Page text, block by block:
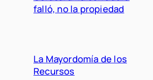
falló, no la propiedad
La Mayordomía de los
Recursos